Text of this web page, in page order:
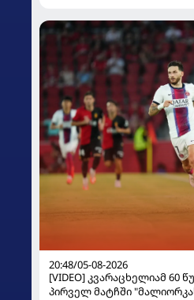
20:48/05-08-2026
[VIDEO] კვარაცხელიამ 60
პირველ მატჩში